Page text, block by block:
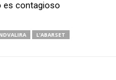
es contagioso
L’ABARSET